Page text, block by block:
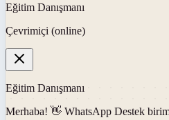
Eğitim Danışmanı
Çevrimiçi (online)
Eğitim Danışmanı
Merhaba! 👋 WhatsApp Destek